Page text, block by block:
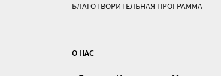
БЛАГОТВОРИТЕЛЬНАЯ ПРОГРАММА
О НАС